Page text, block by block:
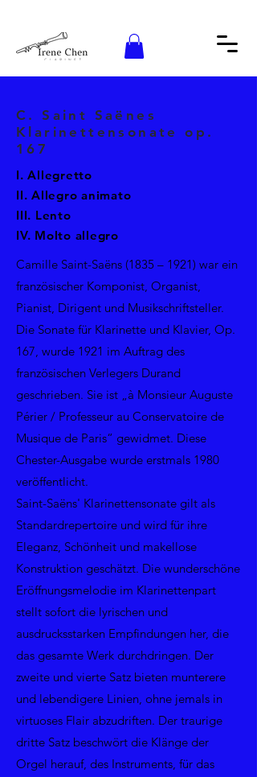
C. Saint Saënes
Klarinettensonate op.
167
I. Allegretto
II. Allegro animato
III. Lento
IV. Molto allegro
Camille Saint-Saëns (1835 – 1921) war ein
französischer Komponist, Organist,
Pianist, Dirigent und Musikschriftsteller.
Die Sonate für Klarinette und Klavier, Op.
167, wurde 1921 im Auftrag des
französischen Verlegers Durand
geschrieben. Sie ist „à Monsieur Auguste
Périer / Professeur au Conservatoire de
Musique de Paris“ gewidmet. Diese
Chester-Ausgabe wurde erstmals 1980
veröffentlicht.
Saint-Saëns' Klarinettensonate gilt als
Standardrepertoire und wird für ihre
Eleganz, Schönheit und makellose
Konstruktion geschätzt. Die wunderschöne
Eröffnungsmelodie im Klarinettenpart
stellt sofort die lyrischen und
ausdrucksstarken Empfindungen her, die
das gesamte Werk durchdringen. Der
zweite und vierte Satz bieten munterere
und lebendigere Linien, ohne jemals in
virtuoses Flair abzudriften. Der traurige
dritte Satz beschwört die Klänge der
Orgel herauf, des Instruments, für das